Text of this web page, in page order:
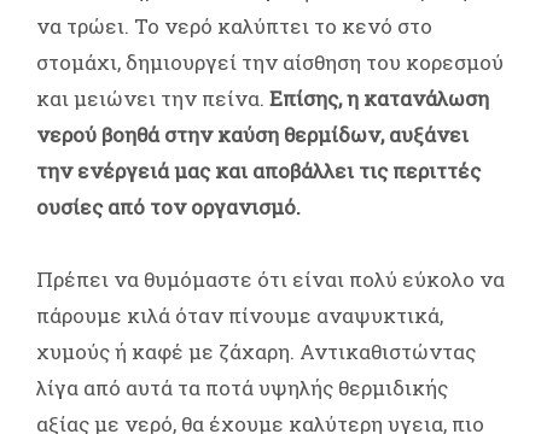
να τρώει. Το νερό καλύπτει το κενό στο
στομάχι, δημιουργεί την αίσθηση του κορεσμού
και μειώνει την πείνα. Επίσης, η κατανάλωση
νερού βοηθά στην καύση θερμίδων, αυξάνει
την ενέργειά μας και αποβάλλει τις περιττές
ουσίες από τον οργανισμό.
Πρέπει να θυμόμαστε ότι είναι πολύ εύκολο να
πάρουμε κιλά όταν πίνουμε αναψυκτικά,
χυμούς ή καφέ με ζάχαρη. Αντικαθιστώντας
λίγα από αυτά τα ποτά υψηλής θερμιδικής
αξίας με νερό, θα έχουμε καλύτερη υγεια, πιο